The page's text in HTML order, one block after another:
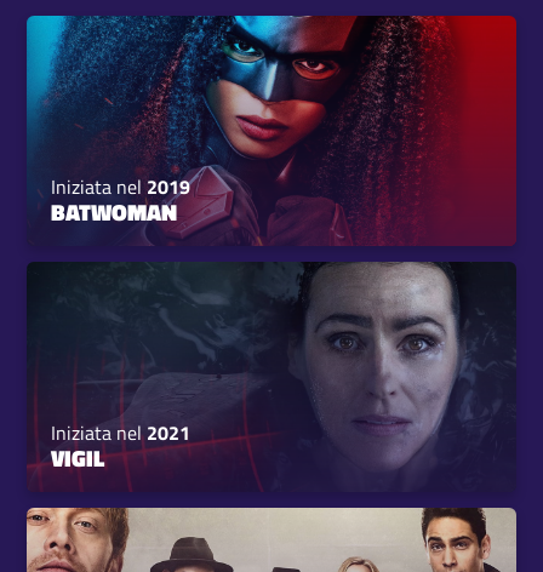
Iniziata nel2019
BATWOMAN
Iniziata nel2021
VIGIL